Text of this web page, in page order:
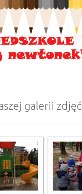
galerii zdjęć